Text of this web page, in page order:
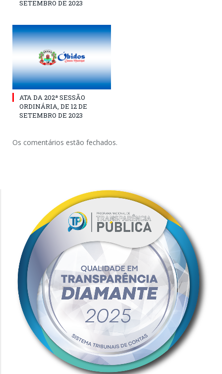
SETEMBRO DE 2023
ATA DA 202ª SESSÃO
ORDINÁRIA, DE 12 DE
SETEMBRO DE 2023
Os comentários estão fechados.